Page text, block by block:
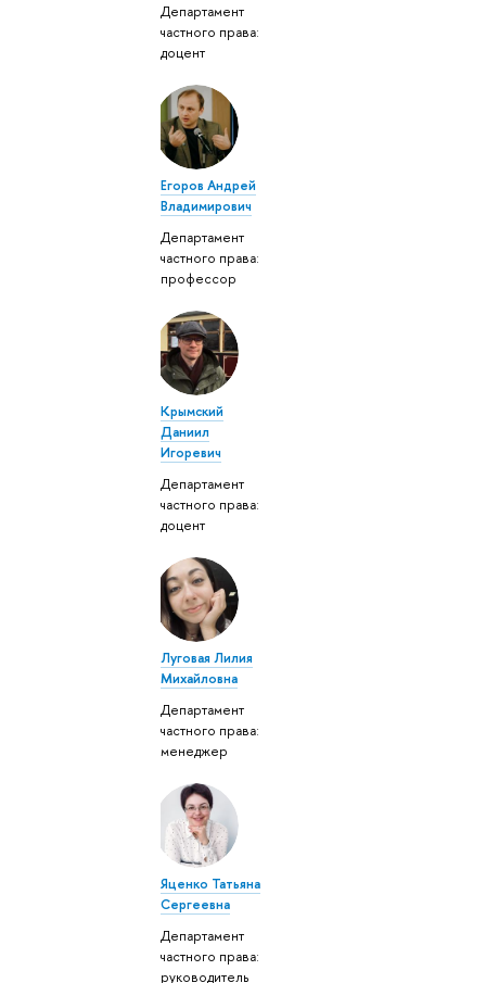
Департамент
частного права:
доцент
Егоров Андрей
Владимирович
Департамент
частного права:
профессор
Крымский
Даниил
Игоревич
Департамент
частного права:
доцент
Луговая Лилия
Михайловна
Департамент
частного права:
менеджер
Яценко Татьяна
Сергеевна
Департамент
частного права:
руководитель